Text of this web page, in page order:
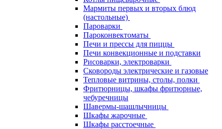
Мармиты первых и вторых блюд
(настольные)
Пароварки
Пароконвектоматы
Печи и прессы для пиццы
Печи конвекционные и подставки
Рисоварки, электроварки
Сковороды электрические и газовые
Тепловые витрины, столы, полки
Фритюрницы, шкафы фритюрные,
чебуречницы
Шавермы-шашлычницы
Шкафы жарочные
Шкафы расстоечные